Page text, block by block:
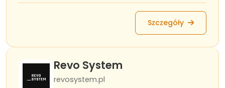
Szczegóły
Revo System
revosystem.pl